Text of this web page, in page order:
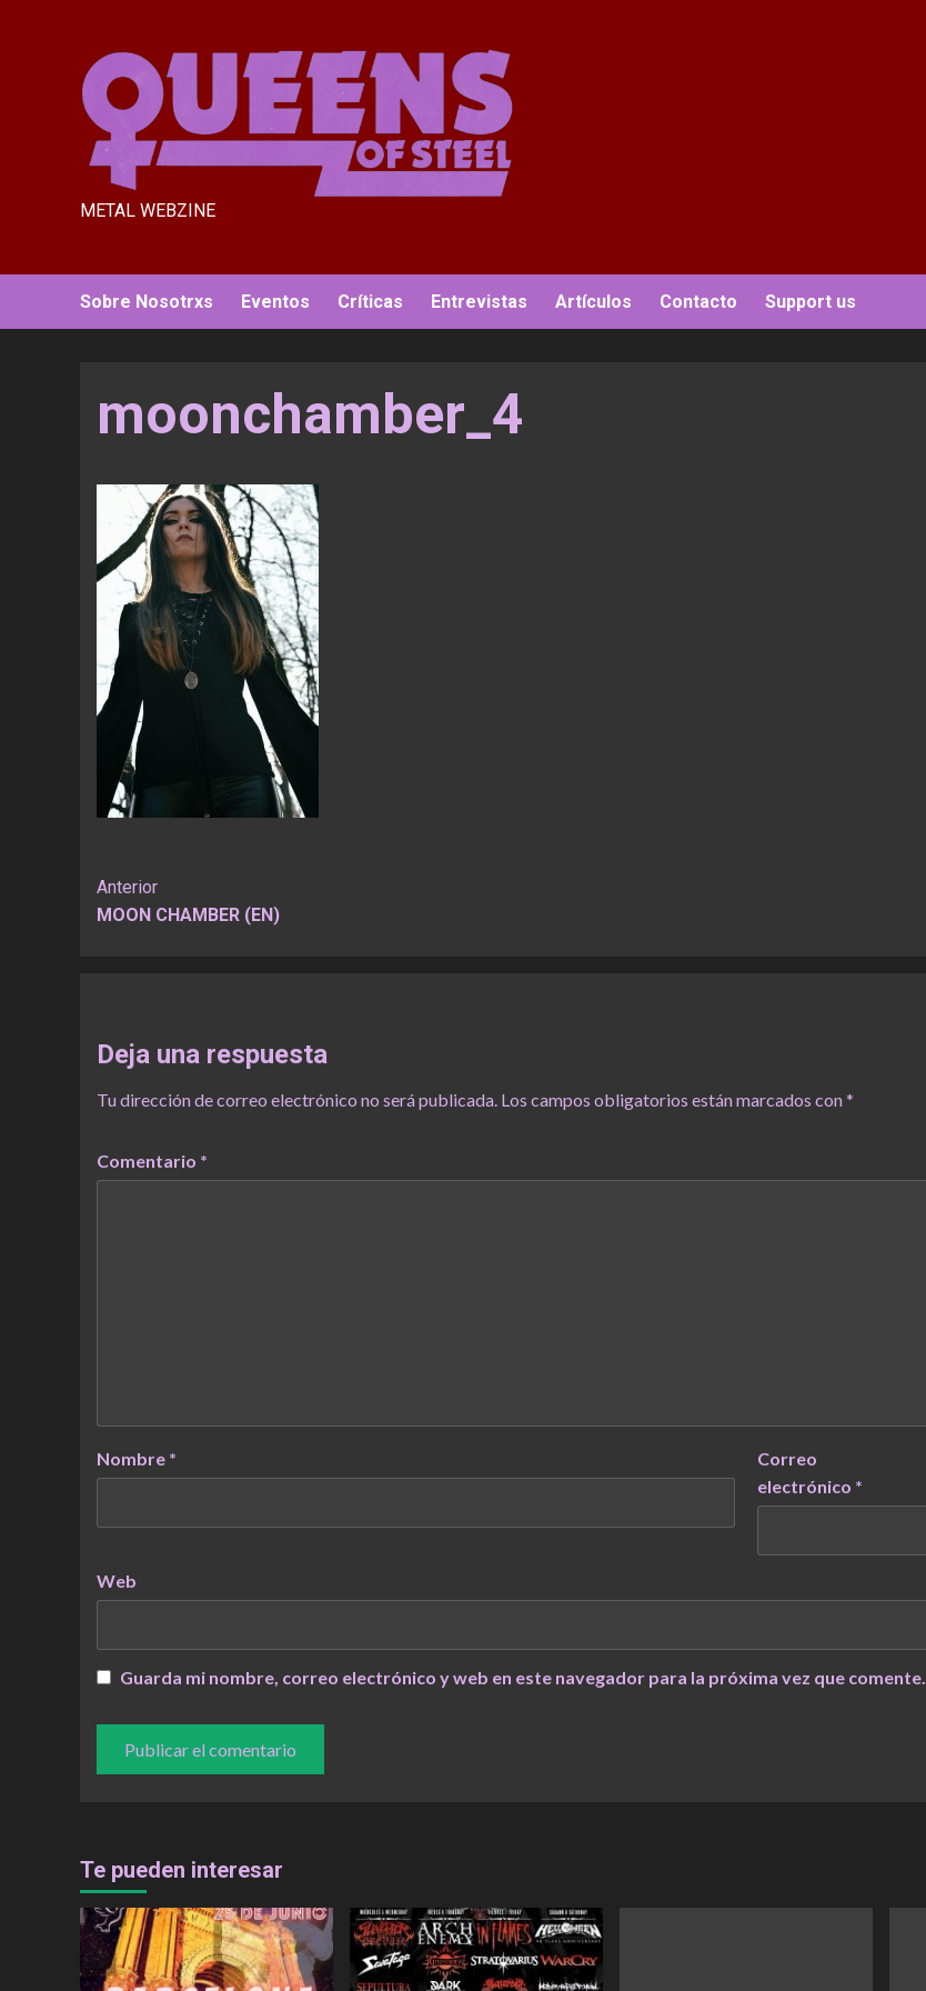
METAL WEBZINE
Sobre Nosotrxs Eventos Críticas Entrevistas Artículos Contacto Support us
moonchamber_4
Seguir
leyendo
Anterior
MOON CHAMBER (EN)
Deja una respuesta
Tu dirección de correo electrónico no será publicada. Los campos obligatorios están marcados con*
Comentario *
Nombre *
Correo
electrónico *
Web
Guarda mi nombre, correo electrónico y web en este navegador para la próxima vez que comente.
Te pueden interesar